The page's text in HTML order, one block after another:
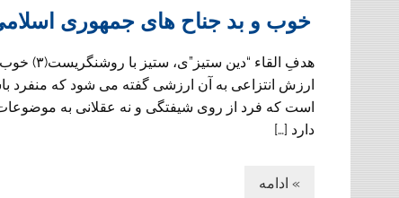
خوب و بد جناح هاى جمهورى
هدفِ
ارزش انتزاعى به آن ارزشى گفته مى شود كه منفرد
است كه فرد از روى شيفتگى و نه عقلانى به
دارد […]
» ادامه